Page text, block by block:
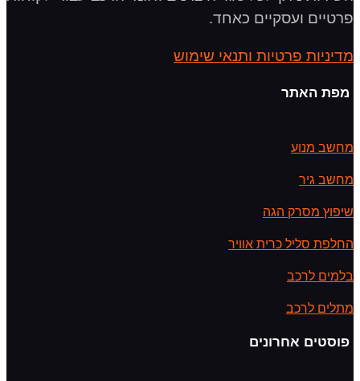
פרטיים ועסקיים כאחד.
מדיניות פרטיות ותנאי שימוש
מפת האתר
מחשב מנוע
מחשב גיר
שיפוץ מסרק הגה
החלפת סליל כרית אוויר
בלמים לרכב
מתלים לרכב
פוסטים אחרונים